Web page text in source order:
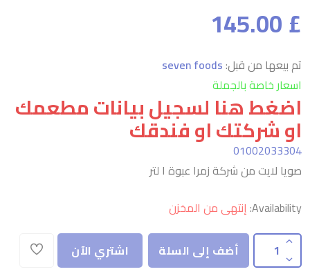
£ 145.00
تم بيعها من قبل:seven foods
اسعار خاصة بالجملة
اضغط هنا لسجيل بيانات مطعمك
او شركتك او فندقك
01002033304
صويا لايت من شركة زمرا عبوة ١ لتر
Availability: إنتهى من المخزن
أضف إلى السلة اشتري الآن